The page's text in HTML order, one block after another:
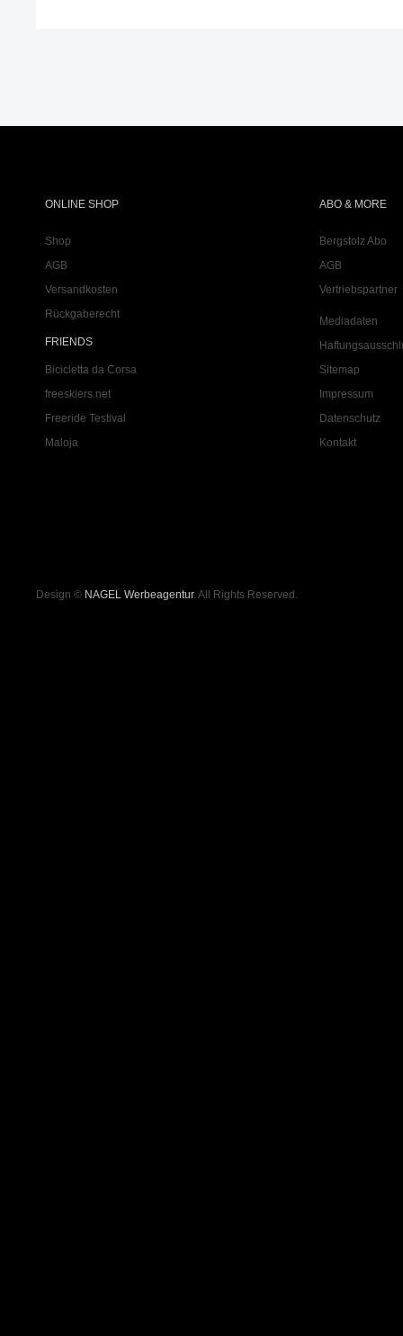
ONLINE SHOP
Shop
AGB
Versandkosten
Rückgaberecht
FRIENDS
Bicicletta da Corsa
freeskiers.net
Freeride Testival
Maloja
ABO & MORE
Bergstolz Abo
AGB
Vertriebspartner
Mediadaten
Sitemap
Impressum
Datenschutz
Kontakt
Design © NAGEL Werbeagentur. All Rights Reserved.